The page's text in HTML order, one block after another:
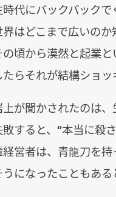
時代にバックパックで
界はどこまで広いのか
の頃から漠然と起業
たらそれが結構ショッ
上が聞かされたのは
敗すると、“本当に殺
経営者は、青龍刀を
うになったこともある